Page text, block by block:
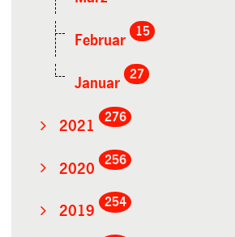
Februar
15
Januar
27
2021
276
2020
256
2019
254